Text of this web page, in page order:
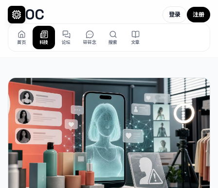
OC
首页 科技 论坛 碎碎念 搜索 文章
登录 注册